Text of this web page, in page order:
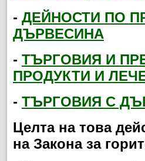
- ДЕЙНОСТИ ПО
ДЪРВЕСИНА
- ТЪРГОВИЯ И
ПРОДУКТИ И
- ТЪРГОВИЯ С
Целта на това
на Закона за